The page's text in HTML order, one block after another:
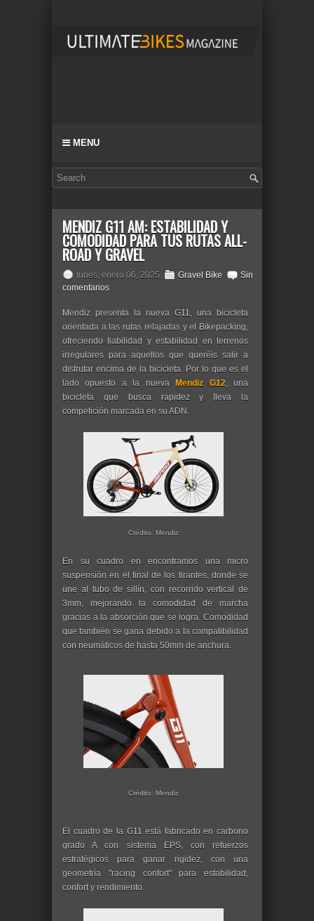
MENU
MENDIZ G11 AM: ESTABILIDAD Y
COMODIDAD PARA TUS RUTAS ALL-
ROAD Y GRAVEL
lunes, enero 06, 2025 Gravel Bike
Sin
comentarios
Mendiz presenta la nueva G11, una bicicleta
orientada a las rutas relajadas y el Bikepacking,
ofreciendo fiabilidad y estabilidad en terrenos
irregulares para aquellos que queréis salir a
disfrutar encima de la bicicleta. Por lo que es el
lado opuesto a la nueva
Mendiz G12, una
bicicleta que busca rapidez y lleva la
competición marcada en su ADN.
Crédito: Mendiz
En su cuadro en encontramos una micro
suspensión en el final de los tirantes, donde se
une al tubo de sillín, con recorrido vertical de
3mm, mejorando la comodidad de marcha
gracias a la absorción que se logra. Comodidad
que también se gana debido a la compatibilidad
con neumáticos de hasta 50mm de anchura.
Crédito: Mendiz
El cuadro de la G11 está fabricado en carbono
grado A con sistema EPS, con refuerzos
estratégicos para ganar rigidez, con una
geometría "racing confort" para estabilidad,
confort y rendimiento.